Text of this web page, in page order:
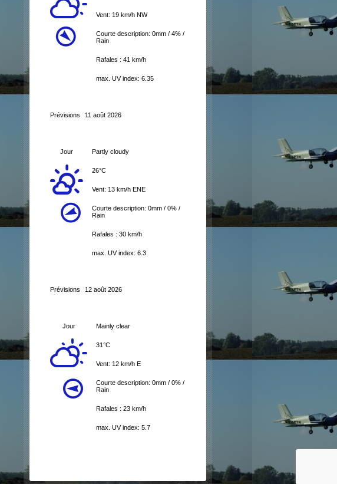
Vent: 19 km/h NW
Courte description: 0mm / 4% /
Rain
Rafales : 41 km/h
max. UV index: 6.35
Prévisions 11 août 2026
Jour Partly cloudy
26°C
Vent: 13 km/h ENE
Courte description: 0mm / 0% /
Rain
Rafales : 30 km/h
max. UV index: 6.3
Prévisions 12 août 2026
Jour Mainly clear
31°C
Vent: 12 km/h E
Courte description: 0mm / 0% /
Rain
Rafales : 23 km/h
max. UV index: 5.7